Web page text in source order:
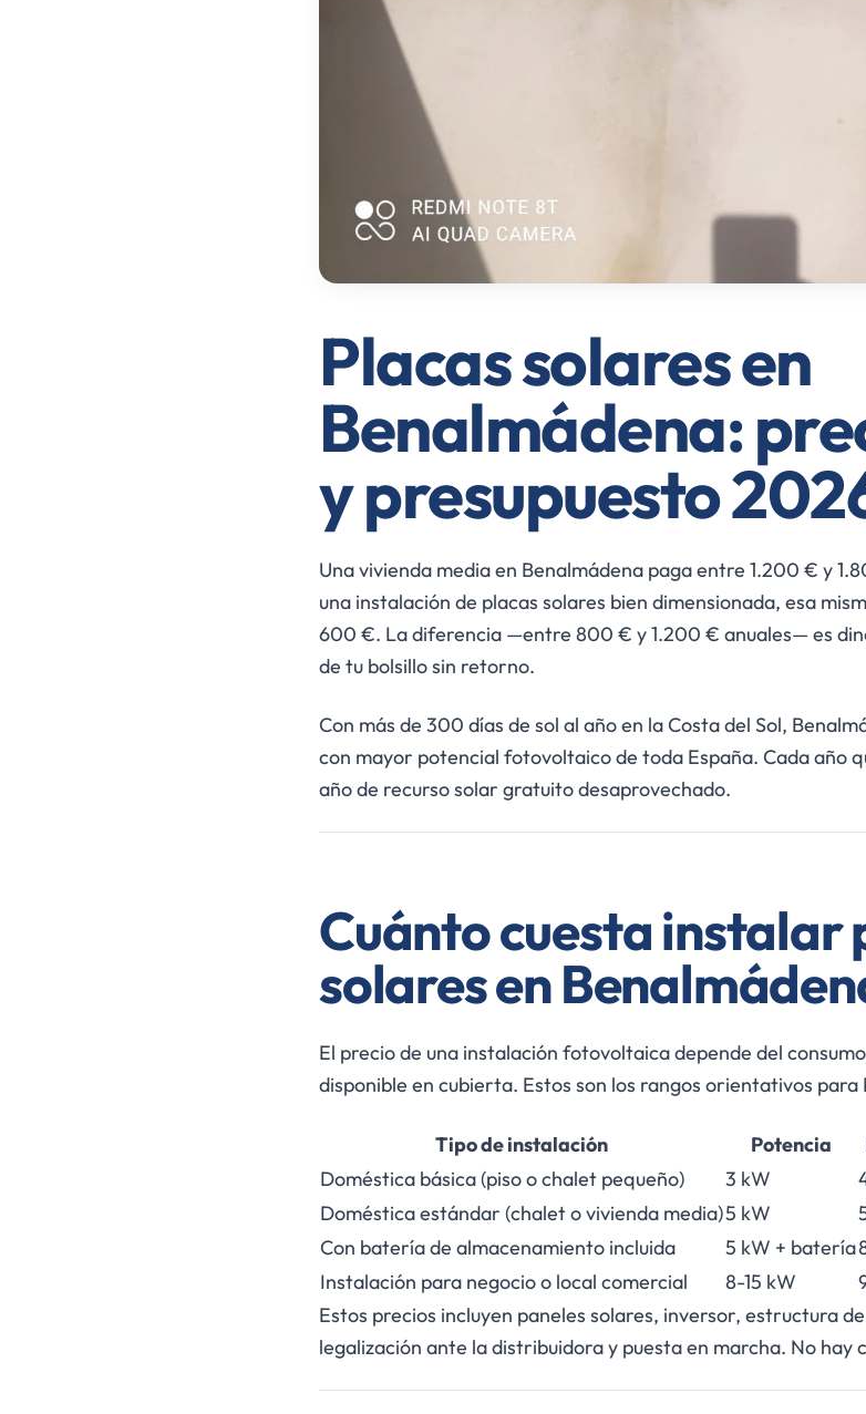
Placas solares en
Benalmádena:
y presupuesto
Una vivienda media en Benalmádena paga entre 1.200 € y
una instalación de placas solares bien dimensionada, esa
600 €. La diferencia —entre 800 € y 1.200 € anuales— es
de tu bolsillo sin retorno.
Con más de 300 días de sol al año en la Costa del Sol,
con mayor potencial fotovoltaico de toda España. Cada año
año de recurso solar gratuito desaprovechado.
Cuánto cuesta instalar
solares en
El precio de una instalación fotovoltaica depende del
disponible en cubierta. Estos son los rangos orientativos para
Tipo de instalación Potencia
Doméstica básica (piso o chalet pequeño)
3 kW
Doméstica estándar (chalet o vivienda media)5 kW
Con batería de almacenamiento incluida
5 kW + batería
Instalación para negocio o local comercial
8-15 kW
Estos precios incluyen paneles solares, inversor, estructura
legalización ante la distribuidora y puesta en marcha. No hay